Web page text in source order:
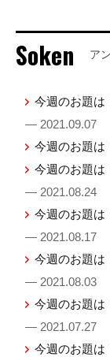
Soken ア
今週のお題は
— 2021.09.07
今週のお題は
今週のお題は
— 2021.08.24
今週のお題は
— 2021.08.17
今週のお題は
— 2021.08.03
今週のお題は
— 2021.07.27
今週のお題は